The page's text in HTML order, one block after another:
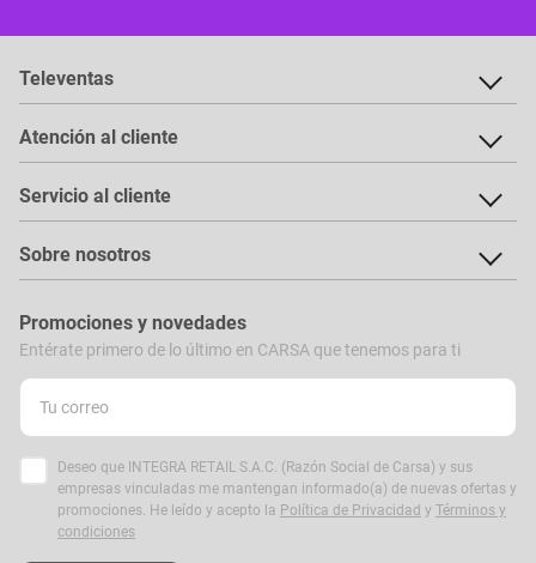
Televentas
Atención al cliente
Servicio al cliente
Sobre nosotros
Promociones y novedades
Entérate primero de lo último en CARSA que tenemos para ti
Deseo que INTEGRA RETAIL S.A.C. (Razón Social de Carsa) y sus
empresas vinculadas me mantengan informado(a) de nuevas ofertas y
promociones. He leído y acepto la Política de Privacidad y Términos y
condiciones